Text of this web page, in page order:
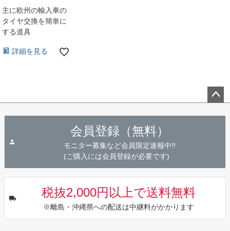
主に欧州の輸入車の
タイヤ交換を簡単に
する道具
詳細を見る
会員登録（無料）
モニター募集など会員限定速報中!!
(ご購入には会員登録が必要です)
税抜2,000円以上で送料無料
※離島・沖縄県への配送は中継料がかかります